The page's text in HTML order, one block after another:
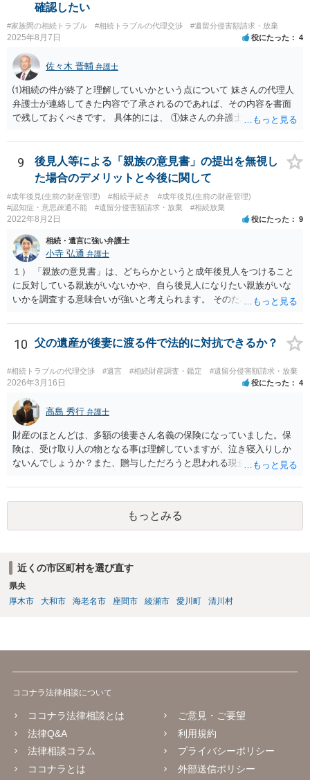
確認したい
#家族間の相続トラブル #相続トラブルの代理交渉 #遺留分侵害額請求・放棄
2025年8月7日 役にたった 4
佐々木 晋輔 弁護士
⑴相続の件が終了と理解していいかという点について 妹さんの代理人
弁護士が連絡してきた内容で了承されるのであれば、その内容を書面
で残しておくべきです。 具体的には、 ①妹さんの弁護士に対して、連
の預金を振り込めば終了など）を記載した合意書等の書面を作成して
もらう。 ②相談者様はその書面の内容をしっかり確認する。納得でき
ない部分があれば、説明を求めたり、修正を求める。 なお、相続に
関してお互いに債権債務がないことを確認する旨を記載してもらいま
しょう。その記載があれば、相続の件は終了となります。 ③合意書等
が納得できる内容になれば、お互いに署名捺印する。 という流れで
捺印する前に、相談者様も別の弁護士に相談して確認してもらうので
もいいと思います。 ⑵振込先が弁護士宛であることについて 代理人弁
護士の預り口座を振込先とするのはよくあることです。 問題ないと思
います。
9
後見人等による「親族の意見書」の提出を無視し
た場合のデメリットと今後に関して
#成年後見(生前の財産管理) #相続手続き
#成年後見(生前の財産管理)
#認知症・意思疎通不能
#遺留分侵害額請求・放棄 #相続放棄
2022年8月2日 役にたった 9
相続・遺言に強い弁護士
小寺 弘通 弁護士
１） 「親族の意見書」は、どちらかというと成年後見人をつけること
に反対している親族がいないかや、自ら後見人になりたい親族がいな
いかを調査する意味合いが強いと考えられます。 そのため、ご相談の
す。 ２） 場合によっては、介護や被後見人の財産の処分等に関して、
後見人から相談があることも考えられます。 また、お祖母さんがお亡
くなりになった場合、相続人となる可能性がありますが、 その場合は
相続放棄されれば問題ありません。 ３） 完全に拒否する方法はないか
もしれませんが、 関わりを持ちたくないとのことでしたら、親族の意
見書にその旨を記載して提出しておけば良いかも知れません。 後見人
としても、関わりを拒否している親族にあえて連絡をしてくる可能性
は低いと考えられます。 以上、ご参考になさってください。
10 父の遺産が後妻に渡る件で法的に対抗できるか？
#相続トラブルの代理交渉 #遺言 #相続財産調査・鑑定 #遺留分侵害額請求・放棄
2026年3月16日 役にたった 4
高島 秀行 弁護士
財産のほとんどは、多額の後妻さん名義の保険になっていました。保
険は、受け取り人の物となる事は理解していますが、泣き寝入りしか
ないんでしょうか？また、贈与しただろうと思われる現金の引き出し
うか？ 保険は原則として受取人のものですが、遺産全体での保険金
の割合が高い場合、掛け金が一括払いで、保険金が掛け金の額と同様
の額の場合などは特別受益として遺留分の対象となる可能性がありま
す。 多額の現金の引き出しは、相手に渡ったかどうか、そのとき父
もっとみる
近くの市区町村を選び直す
県央
厚木市
大和市 海老名市 座間市 綾瀬市 愛川町 清川村
ココナラ法律相談について
ココナラ法律相談とは
法律Q&A
法律相談コラム
ココナラとは
ご意見・ご要望
利用規約
プライバシーポリシー
外部送信ポリシー